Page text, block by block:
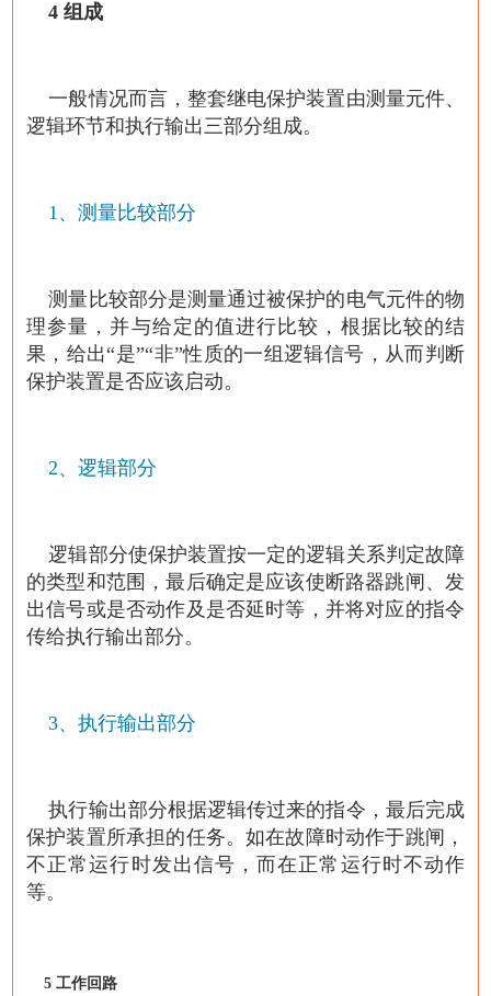
4 组成
一般情况而言，整套继电保护装置由测量元件、
逻辑环节和执行输出三部分组成。
1、测量比较部分
测量比较部分是测量通过被保护的电气元件的物
理参量，并与给定的值进行比较，根据比较的结
果，给出“是”“非”性质的一组逻辑信号，从而判断
保护装置是否应该启动。
2、逻辑部分
逻辑部分使保护装置按一定的逻辑关系判定故障
的类型和范围，最后确定是应该使断路器跳闸、发
出信号或是否动作及是否延时等，并将对应的指令
传给执行输出部分。
3、执行输出部分
执行输出部分根据逻辑传过来的指令，最后完成
保护装置所承担的任务。如在故障时动作于跳闸，
不正常运行时发出信号，而在正常运行时不动作
等。
5 工作回路